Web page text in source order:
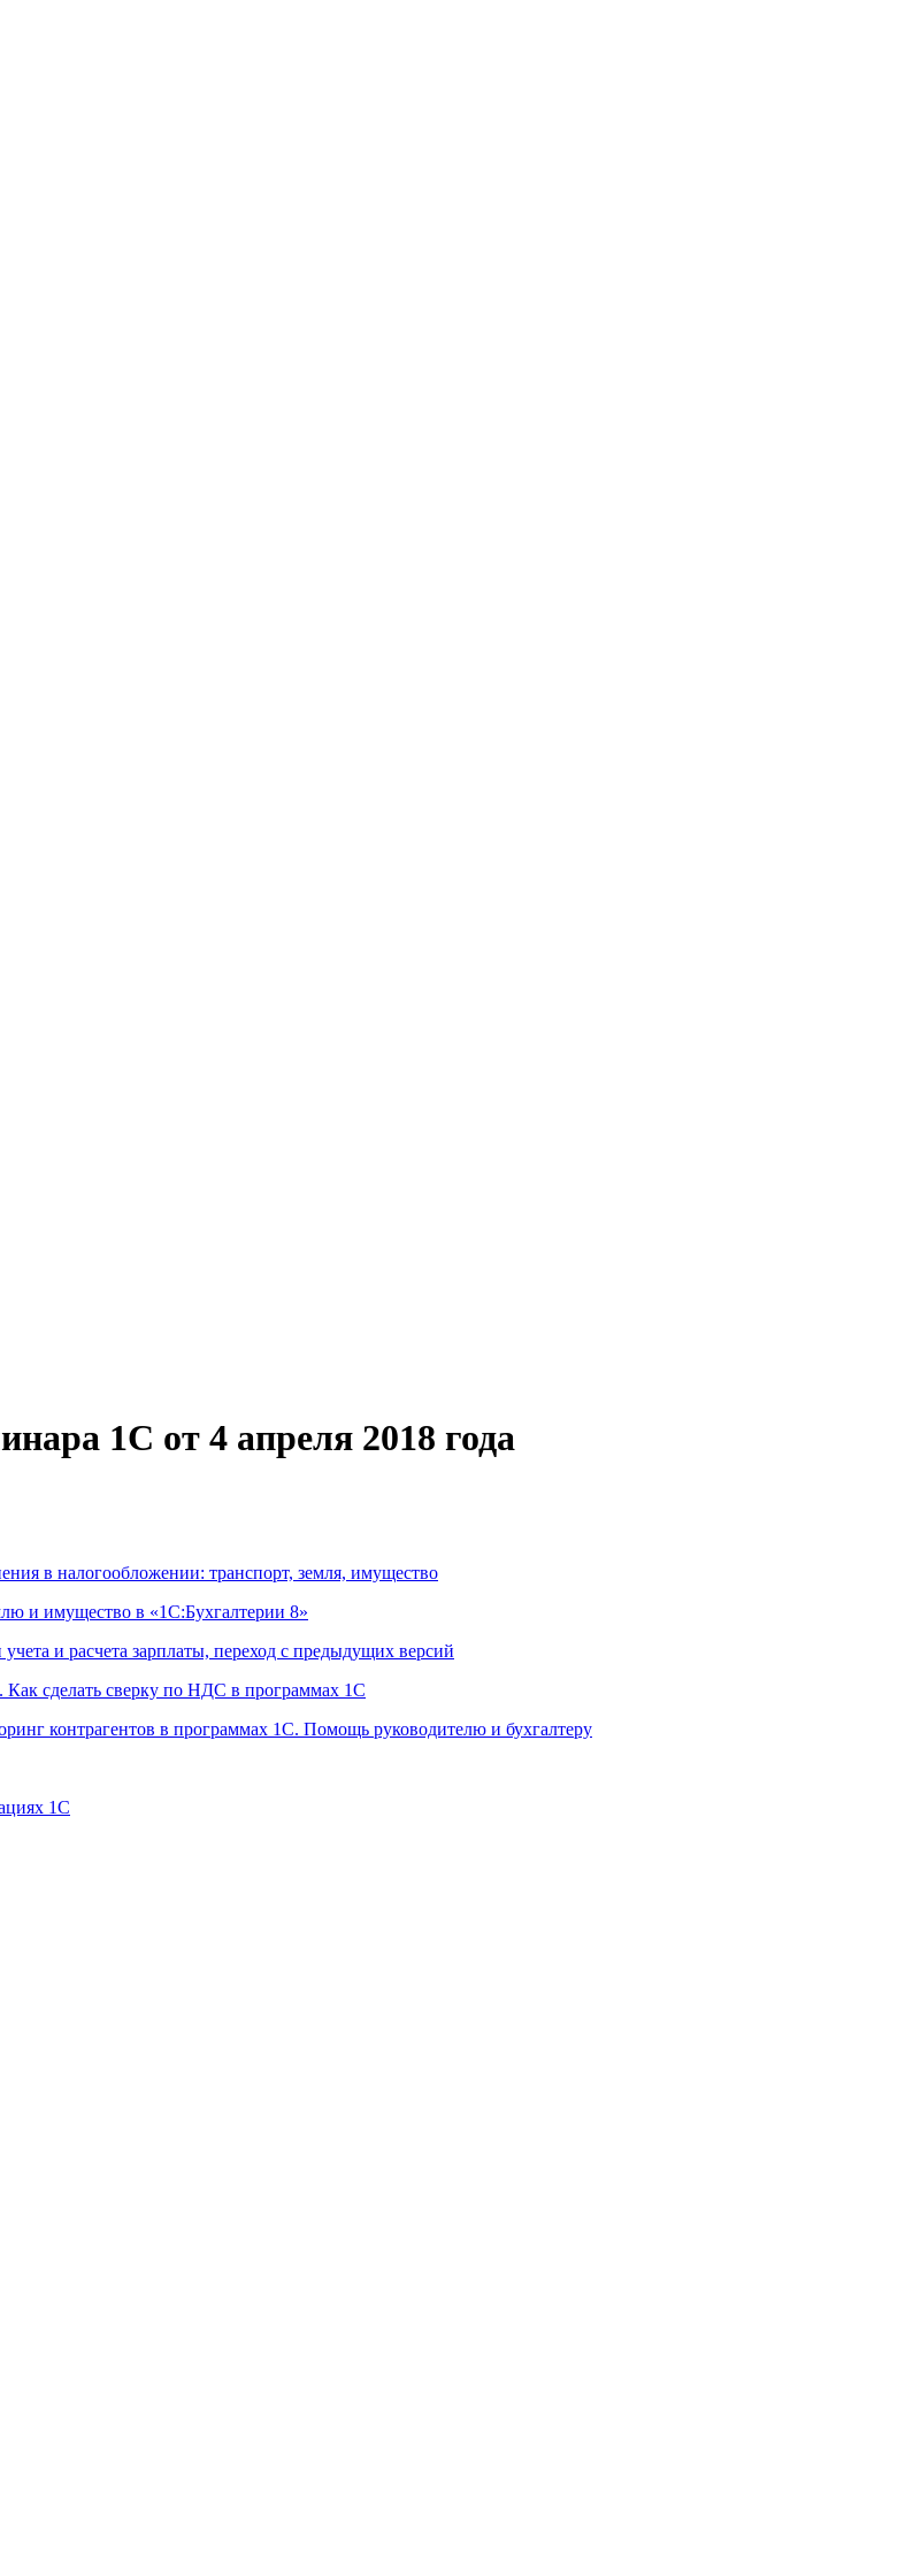
1С от 4 апреля 2018 года
в налогообложении: транспорт, земля, имущество
и имущество в «1С:Бухгалтерии 8»
и расчета зарплаты, переход с предыдущих версий
Как сделать сверку по НДС в программах 1С
контрагентов в программах 1С. Помощь руководителю и бухгалтеру
1С